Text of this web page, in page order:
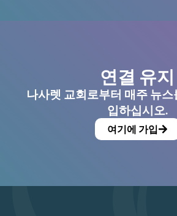
연결 유지
나사렛 교회로부터 매주 뉴
입하십시오.
여기에 가입